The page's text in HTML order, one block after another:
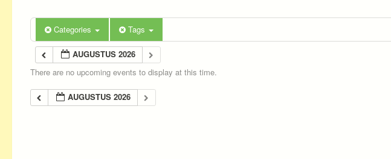
Categories Tags
AUGUSTUS 2026
There are no upcoming events to display at this time.
AUGUSTUS 2026